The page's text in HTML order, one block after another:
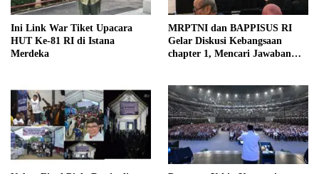
Ini Link War Tiket Upacara
HUT Ke-81 RI di Istana
Merdeka
MRPTNI dan BAPPISUS RI
Gelar Diskusi Kebangsaan
chapter 1, Mencari Jawaban